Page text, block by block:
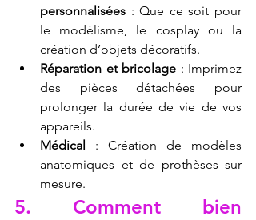
personnalisées : Que ce soit pour
le modélisme, le cosplay ou la
création d’objets décoratifs.
Réparation et bricolage : Imprimez
des pièces détachées pour
prolonger la durée de vie de vos
appareils.
Médical : Création de modèles
anatomiques et de prothèses sur
mesure.
5. Comment bien